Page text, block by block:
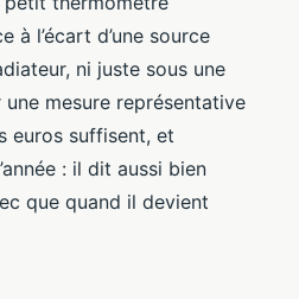
à l’écart d’une source
ni juste sous une
mesure représentative
euros suffisent, et
: il dit aussi bien
que quand il devient